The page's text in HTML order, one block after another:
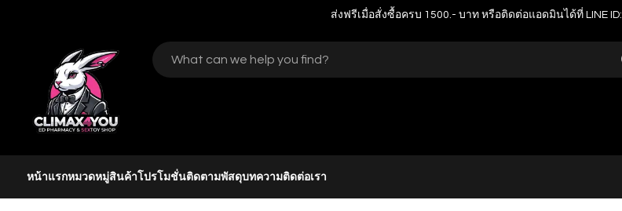
ส่งฟรีเมื่อสั่งซื้อครบ 1500.- บาท หรือติดต่อแอดมินได้ที่ LINE ID:
หน้าแรกหมวดหมู่สินค้า โปรโมชั่นติดตามพัสดุบทความติดต่อเรา